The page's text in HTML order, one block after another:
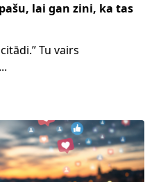
lai gan zini, ka tas
Tu vairs
...